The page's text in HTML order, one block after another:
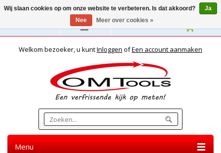
Nederlands
Welkom bezoeker, u kuntInloggen ofEen account aanmaken
Menu
Wij slaan cookies op om onze website te verbeteren. Is dat akkoord?
Ja
Nee
Meer over cookies »